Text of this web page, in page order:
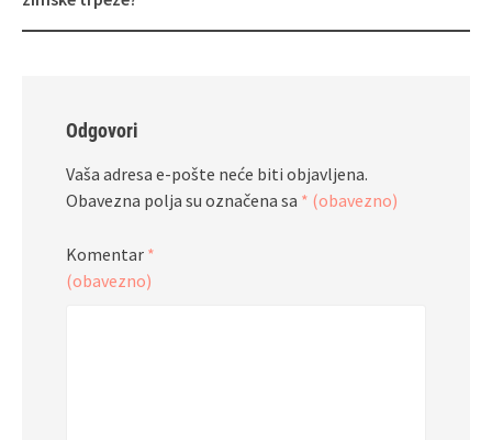
Odgovori
Vaša adresa e-pošte neće biti objavljena.
Obavezna polja su označena sa * (obavezno)
Komentar *
(obavezno)